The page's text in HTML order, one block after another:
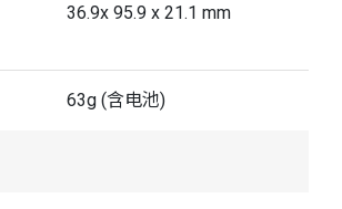
36.9x 95.9 x 21.1 mm
63g (含电池)